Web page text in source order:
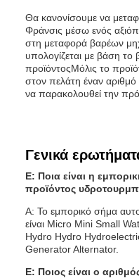
Θα κανονίσουμε να
Φράνσις μέσω ενός
στη μεταφορά βαρέων
υπολογίζεται με βάση
προϊόντοςΜόλις το
στον πελάτη έναν
να παρακολουθεί την
Γενικά
Ε: Ποια είναι η
προϊόντος
Α: Το εμπορικό σήμα
είναι Micro Mini Small
Hydro Hydro
Generator Alternator.
Ε: Ποιος είναι ο